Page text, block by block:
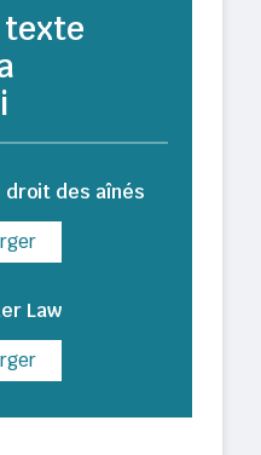
texte
droit des aînés
Law